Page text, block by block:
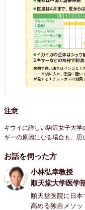
注意
キウイに詳しい駒沢女子大
ギーの原因になる場合も。思
お話を伺った方
小林弘幸教授
順天堂大学医学
順天堂医院に日
高める独自メソッ